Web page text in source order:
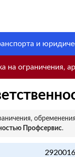
и
ограничения,
Профсервис.